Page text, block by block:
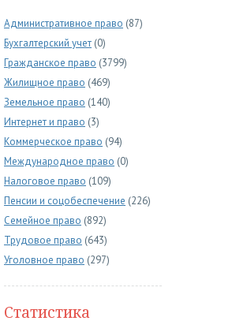
Административное право (87)
Бухгалтерский учет (0)
Гражданское право (3799)
Жилищное право (469)
Земельное право (140)
Интернет и право (3)
Коммерческое право (94)
Международное право (0)
Налоговое право (109)
Пенсии и соцобеспечение (226)
Семейное право (892)
Трудовое право (643)
Уголовное право (297)
Статистика